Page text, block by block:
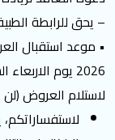
– يحق للرابطة
لاستلام العروض